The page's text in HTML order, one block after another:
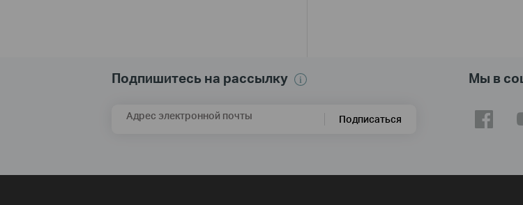
Подпишитесь на рассылку
Адрес электронной почты Подписаться
Мы в